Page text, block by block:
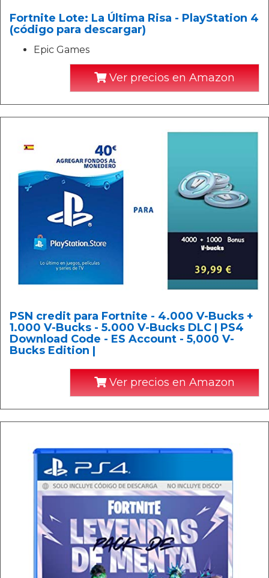
Fortnite Lote: La Última Risa - PlayStation 4
(código para descargar)
Epic Games
Ver precios en Amazon
PSN credit para Fortnite - 4.000 V-Bucks +
1.000 V-Bucks - 5.000 V-Bucks DLC | PS4
Download Code - ES Account - 5,000 V-
Bucks Edition |
Ver precios en Amazon